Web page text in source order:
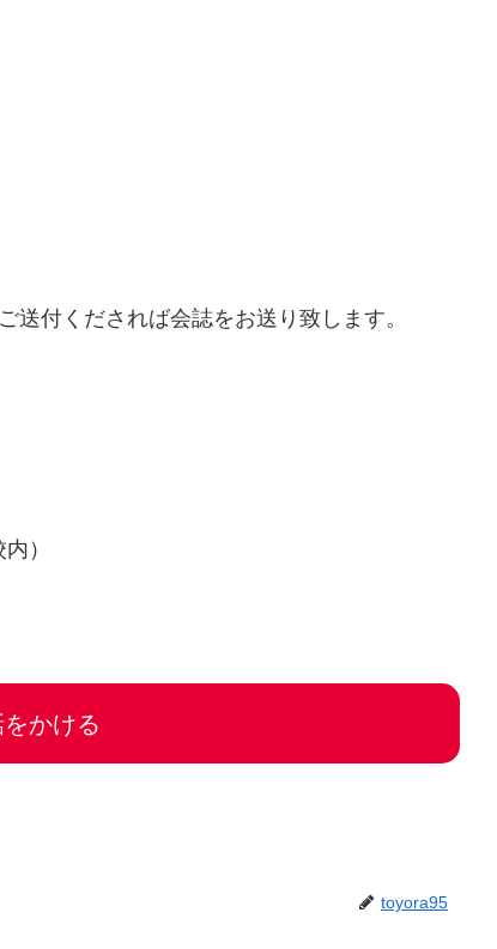
付くだされば会誌をお送り致します。
）
かける
toyora95